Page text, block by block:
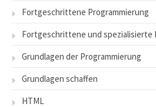
Fortgeschrittene Programmierung
Fortgeschrittene und spezialisierte
Grundlagen der Programmierung
Grundlagen schaffen
HTML